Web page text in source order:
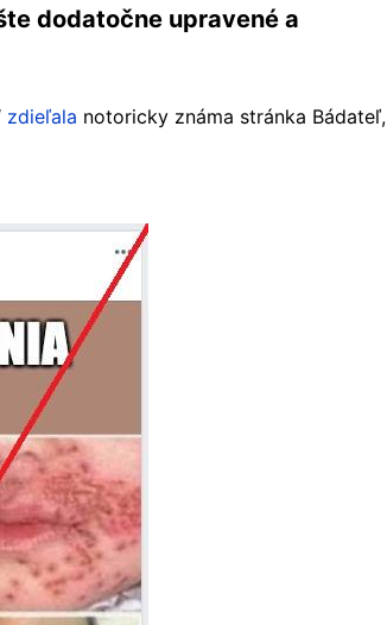
dodatočne upravené a
zdieľala notoricky známa stránka Bádateľ,